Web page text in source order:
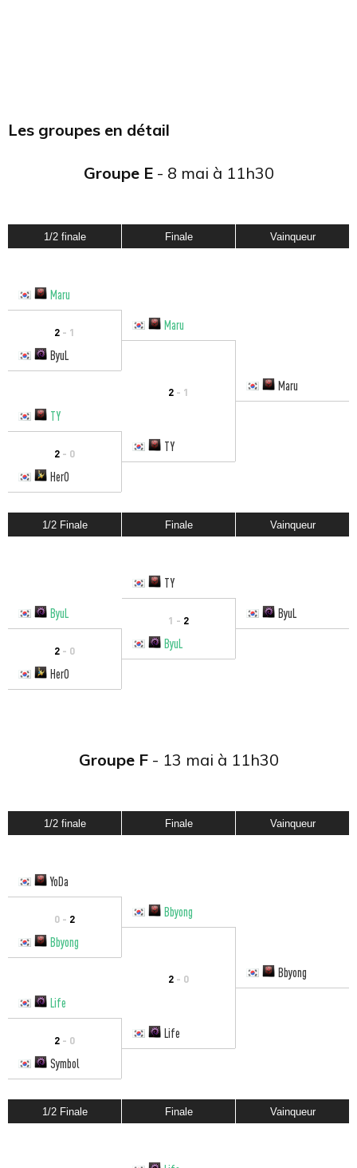
Les groupes en détail
Groupe E - 8 mai à 11h30
1/2 finale Finale Vainqueur
Maru
2 - 1
Maru
ByuL
2 - 1
Maru
TY
2 - 0
TY
HerO
1/2 Finale Finale Vainqueur
TY
ByuL
1 - 2 ByuL
2 - 0
ByuL
HerO
Groupe F- 13 mai à 11h30
1/2 finale Finale Vainqueur
YoDa
0 - 2
Bbyong
Bbyong
2 - 0
Bbyong
Life
2 - 0
Life
Symbol
1/2 Finale Finale Vainqueur